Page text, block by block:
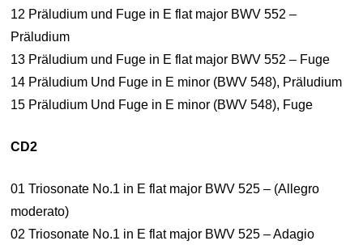
12 Präludium und Fuge in E flat major BWV 552 –
Präludium
13 Präludium und Fuge in E flat major BWV 552 – Fuge
14 Präludium Und Fuge in E minor (BWV 548), Präludium
15 Präludium Und Fuge in E minor (BWV 548), Fuge
CD2
01 Triosonate No.1 in E flat major BWV 525 – (Allegro
moderato)
02 Triosonate No.1 in E flat major BWV 525 – Adagio